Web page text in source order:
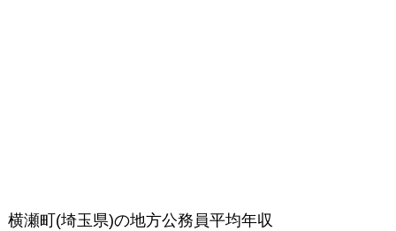
横瀬町(埼玉県)の地方公務員平均年収